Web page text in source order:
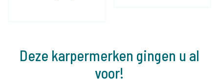
Deze karpermerken gingen u al
voor!